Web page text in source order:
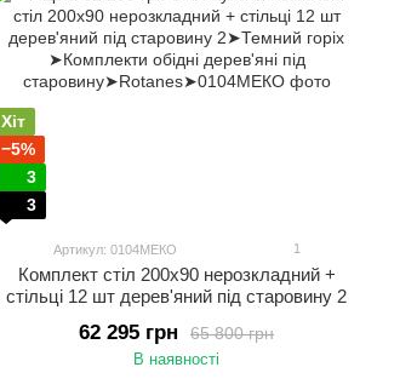
Хіт
−5%
3
3
Артикул: 0104МЕКО 1
Комплект стіл 200х90 нерозкладний +
стільці 12 шт дерев'яний під старовину 2
65 800 грн
62 295 грн
В наявності